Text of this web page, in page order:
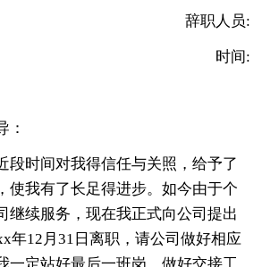
辞职人员:
时间:
：
段时间对我得信任与关照，给予了
使我有了长足得进步。如今由于个
继续服务，现在我正式向公司提出
年12月31日离职，请公司做好相应
一定站好最后一班岗，做好交接工